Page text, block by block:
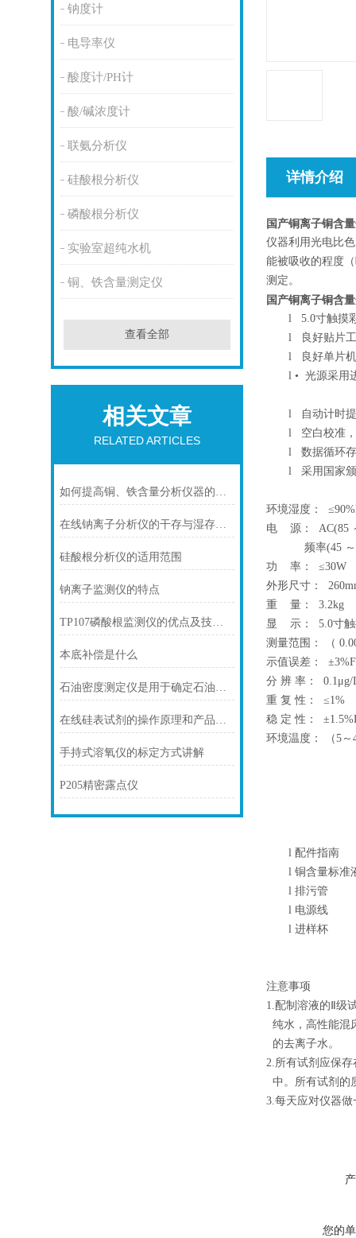
钠度计
电导率仪
酸度计/PH计
酸/碱浓度计
联氨分析仪
硅酸根分析仪
磷酸根分析仪
实验室超纯水机
铜、铁含量测定仪
查看全部
相关文章
RELATED ARTICLES
如何提高铜、铁含量分析仪器的工作效率？
在线钠离子分析仪的干存与湿存方法及长期保存建议
硅酸根分析仪的适用范围
钠离子监测仪的特点
TP107磷酸根监测仪的优点及技术指标
本底补偿是什么
石油密度测定仪是用于确定石油样品密度的重要工具
在线硅表试剂的操作原理和产品特点
手持式溶氧仪的标定方式讲解
P205精密露点仪
详情介绍
国产铜离子铜含
仪器利用光电比
能被吸收的程度
测定。
国产铜离子铜含
l
5.0寸触摸
l
良好贴片
l
良好单片
l • 光源采用
l
自动计时
l
空白校准
l
数据循环
l
采用国家
环境湿度：
电 源： AC(85
频率(45 ～
功 率： ≤30W
外形尺寸：
重 量： 3.2kg
显 示： 5.0寸触
测量范围： （
示值误差：
分 辨 率： 0.1μg/
重 复 性： ≤1%
稳 定 性：
环境温度： （5
l 配件指南
l 铜含量标准
l 排污管
l 电源线
l 进样杯
注意事项
1.配制溶液的Ⅱ级
纯水，高性能混
的去离子水。
2.所有试剂应保
中。所有试剂的
3.每天应对仪器
您的